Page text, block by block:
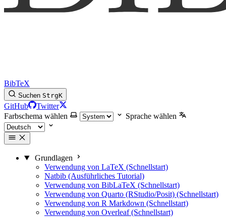
BibTeX
Suchen StrgK
GitHub
Twitter
Farbschema wählen
Sprache wählen
Grundlagen
Verwendung von LaTeX (Schnellstart)
Natbib (Ausführliches Tutorial)
Verwendung von BibLaTeX (Schnellstart)
Verwendung von Quarto (RStudio/Posit) (Schnellstart)
Verwendung von R Markdown (Schnellstart)
Verwendung von Overleaf (Schnellstart)